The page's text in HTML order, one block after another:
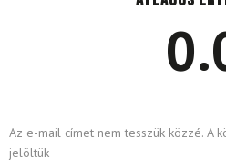
Az e-mail címet nem tesszük közzé. A
jelöltük